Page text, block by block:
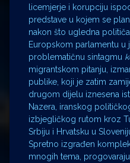
licemjerje i korupciju
predstave u kojem se
nakon što ugledna
Europskom parlamentu u
problematičnu sintagmu
migrantskom pitanju,
publike, koji je zatim
drugom dijelu iznesena
Nazera, iranskog
izbjegličkog rutom kroz
Srbiju i Hrvatsku u
Spretno izgrađen
mnogih tema,